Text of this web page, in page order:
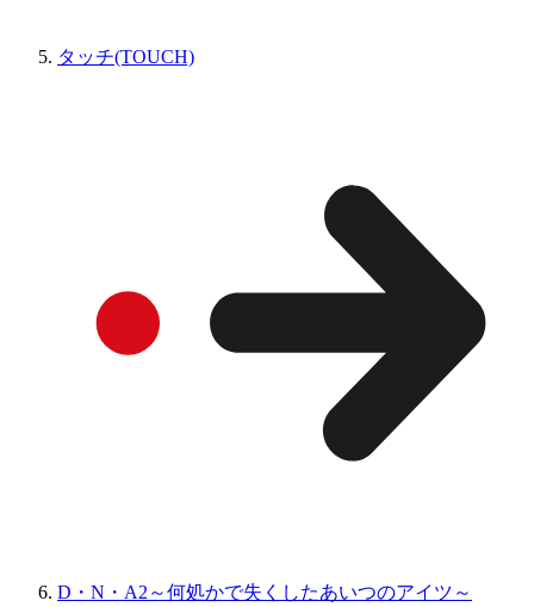
タッチ(TOUCH)
D・N・A2～何処かで失くしたあいつのアイツ～